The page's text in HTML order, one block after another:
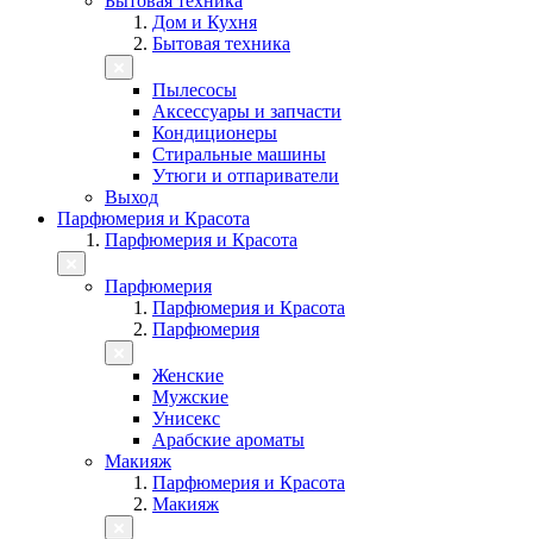
Дом и Кухня
Бытовая техника
Пылесосы
Аксессуары и запчасти
Кондиционеры
Стиральные машины
Утюги и отпариватели
Выход
Парфюмерия и Красота
Парфюмерия и Красота
Парфюмерия
Парфюмерия и Красота
Парфюмерия
Женские
Мужские
Унисекс
Арабские ароматы
Макияж
Парфюмерия и Красота
Макияж